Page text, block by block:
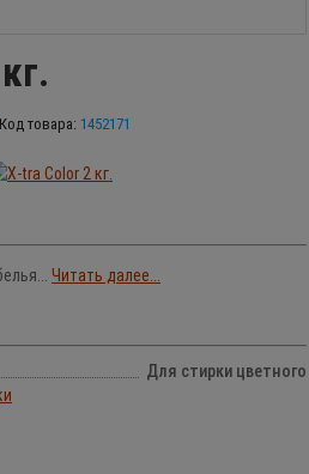
Код товара: 1452171
Читать далее...
Для стирки цветного